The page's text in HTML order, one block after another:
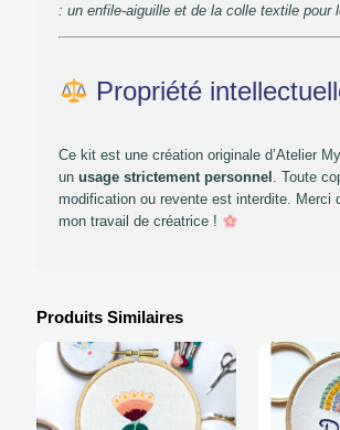
: un enfile-aiguille et de la colle textile pour
Propriété
Ce kit est une création originale d’Atelier
un usage strictement personnel . Toute
modification ou revente est interdite. Merci
mon travail de créatrice !
Produits Similaires